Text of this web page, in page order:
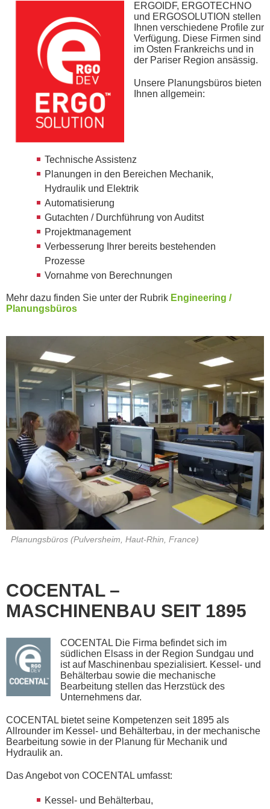
ERGOIDF, ERGOTECHNO
und ERGOSOLUTION stellen
Ihnen verschiedene Profile zur
Verfügung. Diese Firmen sind
im Osten Frankreichs und in
der Pariser Region ansässig.
Unsere Planungsbüros bieten
Ihnen allgemein:
Technische Assistenz
Planungen in den Bereichen Mechanik,
Hydraulik und Elektrik
Automatisierung
Gutachten / Durchführung von Auditst
Projektmanagement
Verbesserung Ihrer bereits bestehenden
Prozesse
Vornahme von Berechnungen
Mehr dazu finden Sie unter der Rubrik Engineering /
Planungsbüros
Planungsbüros (Pulversheim, Haut-Rhin, France)
COCENTAL –
MASCHINENBAU SEIT 1895
COCENTAL Die Firma befindet sich im
südlichen Elsass in der Region Sundgau und
ist auf Maschinenbau spezialisiert. Kessel- und
Behälterbau sowie die mechanische
Bearbeitung stellen das Herzstück des
Unternehmens dar.
COCENTAL bietet seine Kompetenzen seit 1895 als
Allrounder im Kessel- und Behälterbau, in der mechanische
Bearbeitung sowie in der Planung für Mechanik und
Hydraulik an.
Das Angebot von COCENTAL umfasst:
Kessel- und Behälterbau,